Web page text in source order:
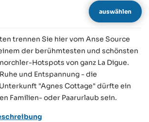
auswählen
trennen Sie hier vom Anse Source
der berühmtesten und schönsten
Hotspots von ganz La Digue.
und Entspannung - die
"Agnes Cottage" dürfte ein
Familien- oder Paarurlaub sein.